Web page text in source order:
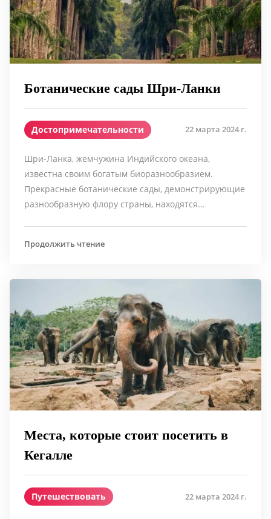
Ботанические сады Шри-Ланки
Достопримечательности 22 марта 2024 г.
Шри-Ланка, жемчужина Индийского океана,
известна своим богатым биоразнообразием.
Прекрасные ботанические сады, демонстрирующие
разнообразную флору страны, находятся…
Продолжить чтение
Места, которые стоит посетить в
Кегалле
Путешествовать 22 марта 2024 г.